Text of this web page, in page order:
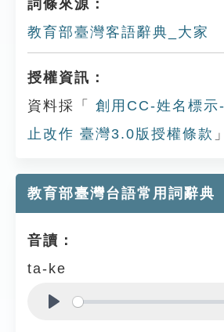
詞條來源：
教育部臺灣客語辭典_大家
授權資訊：
資料採「
創用CC-姓名標示
止改作 臺灣3.0版授權條款
教育部臺灣台語常用詞辭典
音讀：
ta-ke